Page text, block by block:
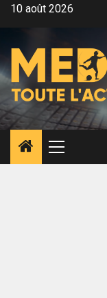
Aller10 août 2026
Menu
principal